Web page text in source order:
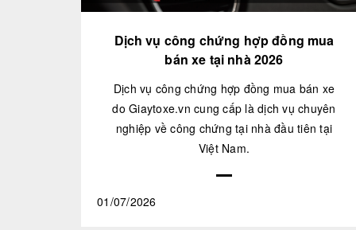
Dịch vụ công chứng hợp đồng mua
bán xe tại nhà 2026
Dịch vụ công chứng hợp đồng mua bán xe
do Giaytoxe.vn cung cấp là dịch vụ chuyên
nghiệp về công chứng tại nhà đầu tiên tại
Việt Nam.
01/07/2026